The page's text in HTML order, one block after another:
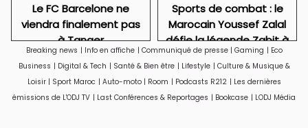
Le FC Barcelone ne
viendra finalement pas
à Tanger
Sports de combat : le
Marocain Youssef Zalal
défie la légende Zabit à
Istanbul
Breaking news | Info en affiche | Communiqué de presse | Gaming | Eco
Business | Digital & Tech | Santé & Bien être | Lifestyle | Culture & Musique &
Loisir | Sport Maroc | Auto-moto | Room | Podcasts R212 | Les dernières
émissions de L'ODJ TV | Last Conférences & Reportages | Bookcase | LODJ Média